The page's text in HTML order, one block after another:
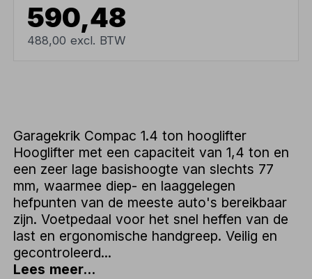
590,48
488,00 excl. BTW
Garagekrik Compac 1.4 ton hooglifter
Hooglifter met een capaciteit van 1,4 ton en
een zeer lage basishoogte van slechts 77
mm, waarmee diep- en laaggelegen
hefpunten van de meeste auto's bereikbaar
zijn. Voetpedaal voor het snel heffen van de
last en ergonomische handgreep. Veilig en
gecontroleerd...
Lees meer...